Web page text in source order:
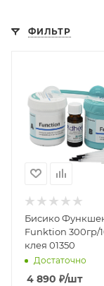
ФИЛЬТР
Бисико
Funktion 300гр/
клея 01350
Достаточно
4 890 ₽/шт